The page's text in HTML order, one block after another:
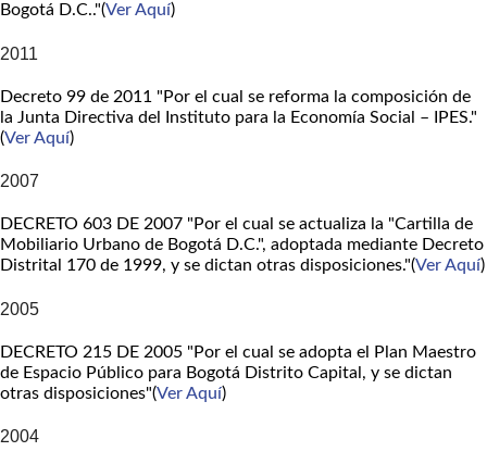
Bogotá D.C.."(Ver Aquí)
2011
Decreto 99 de 2011 "Por el cual se reforma la composición de
la Junta Directiva del Instituto para la Economía Social – IPES."
(Ver Aquí)
2007
DECRETO 603 DE 2007 "Por el cual se actualiza la "Cartilla de
Mobiliario Urbano de Bogotá D.C.", adoptada mediante Decreto
Distrital 170 de 1999, y se dictan otras disposiciones."(Ver Aquí)
2005
DECRETO 215 DE 2005 "Por el cual se adopta el Plan Maestro
de Espacio Público para Bogotá Distrito Capital, y se dictan
otras disposiciones"(Ver Aquí)
2004